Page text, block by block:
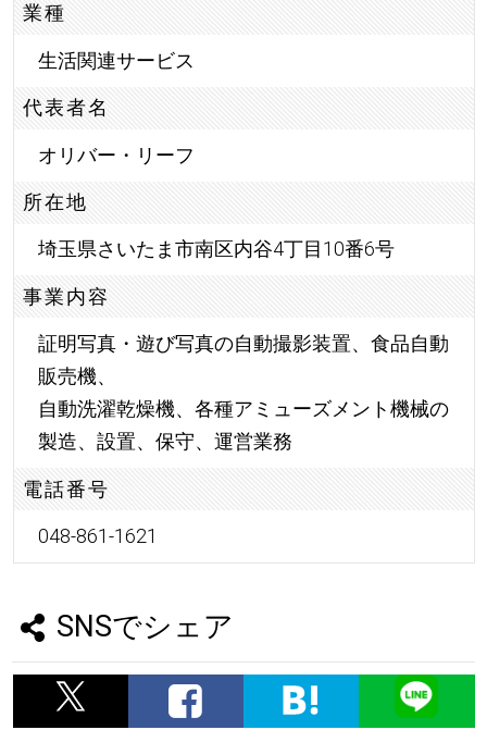
業種
生活関連サービス
代表者名
オリバー・リーフ
所在地
埼玉県さいたま市南区内谷4丁目10番6号
事業内容
証明写真・遊び写真の自動撮影装置、食品自動
販売機、
自動洗濯乾燥機、各種アミューズメント機械の
製造、設置、保守、運営業務
電話番号
048-861-1621
SNSでシェア